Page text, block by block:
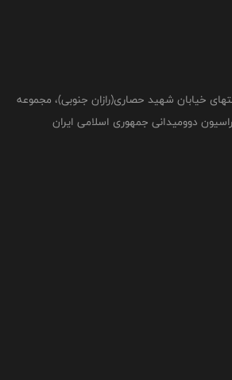
خیابان شهید حصاری(رازان جنوبی)، مجموعه
دوومیدانی جمهوری اسلامی ایران